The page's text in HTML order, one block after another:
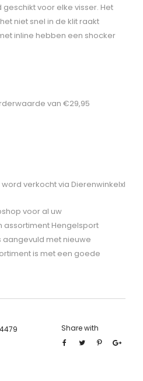
voor elke visser. Het
niet snel in de klit raakt
inline hebben een shocker
van €29,95
word verkocht via Dierenwinkelxl
voor al uw
assortiment Hengelsport
aangevuld met nieuwe
is met een goede
Share with